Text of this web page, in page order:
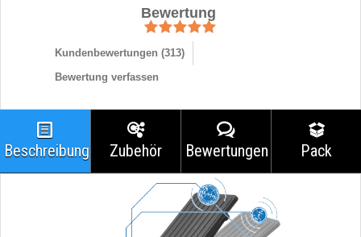
Bewertung
Kundenbewertungen (313)
Bewertung verfassen
Beschreibung Zubehör Bewertungen Pack